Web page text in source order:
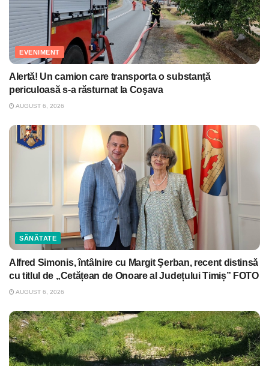
EVENIMENT
Alertă! Un camion care transporta o substanţă
periculoasă s-a răsturnat la Coşava
AUGUST 6, 2026
SĂNĂTATE
Alfred Simonis, întâlnire cu Margit Şerban, recent distinsă
cu titlul de „Cetățean de Onoare al Județului Timiș” FOTO
AUGUST 6, 2026